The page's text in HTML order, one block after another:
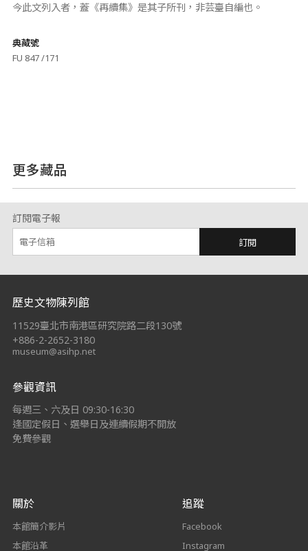
今此文列入者，蓋《再續集》是其子所刊，非芸臺自編也。
典藏號
FU 847 /171
更多藏品
訂閱電子報
訂閱
:::
歷史文物陳列館
11529臺北市南港區研究院路二段130號
+886-2-2652-3180
museum@asihp.net
參觀資訊
每週三、六及日 09:30-16:30
逢國定假日、選舉日及連續假期不開放
免費參觀
關於
本館簡介影片
本館沿革
追蹤
Facebook
Instagram